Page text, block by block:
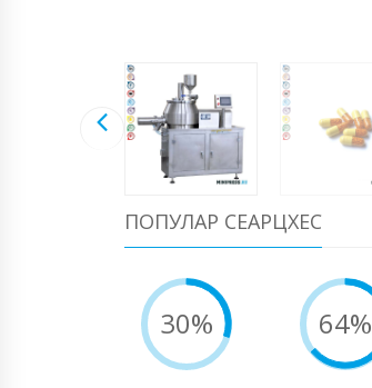
ПОПУЛАР СЕАРЦХЕС
30% 64%